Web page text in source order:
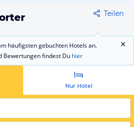
Teilen
häufigsten gebuchten Hotels an.
Bewertungen findest Du hier
Nur Hotel